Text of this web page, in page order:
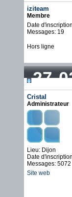
iziteam
Membre
Date
Messages: 19
Hors ligne
27-
Cristal
Administrateur
Lieu: Dijon
Date
Messages: 5072
Site web